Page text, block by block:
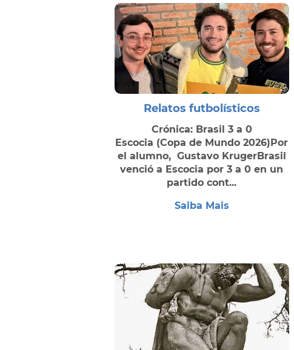
Relatos futbolísticos
Crónica: Brasil 3 a 0
Escocia (Copa de Mundo 2026)Por
el alumno, Gustavo KrugerBrasil
venció a Escocia por 3 a 0 en un
partido cont...
Saiba Mais